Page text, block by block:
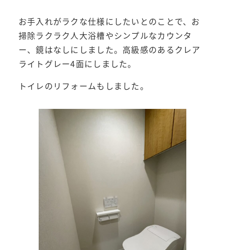
お手入れがラクな仕様にしたいとのことで、お
掃除ラクラク人大浴槽やシンプルなカウンタ
ー、鏡はなしにしました。高級感のあるクレア
ライトグレー4面にしました。
トイレのリフォームもしました。